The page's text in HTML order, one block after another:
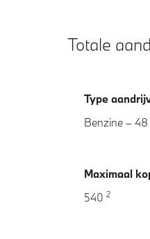
Totale
Type
Benzine –
Maximaal
540 2